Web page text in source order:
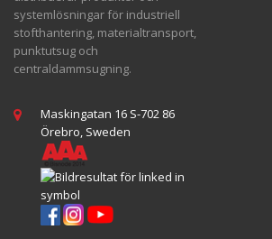
systemlösningar för industriell
stofthantering, materialtransport,
punktutsug och
centraldammsugning.
Maskingatan 16 S-702 86
Örebro, Sweden